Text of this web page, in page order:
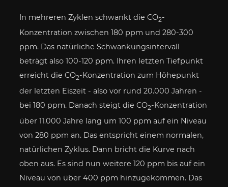
In mehreren Zyklen schwankt die CO2-
Konzentration zwischen 180 ppm und 280-300
ppm. Das natürliche Schwankungsintervall
beträgt also 100-120 ppm. Ihren letzten Tiefpunkt
erreicht die CO2-Konzentration zum Höhepunkt
der letzten Eiszeit - also vor rund 20.000 Jahren -
bei 180 ppm. Danach steigt die CO2-Konzentration
über 11.000 Jahre lang um 100 ppm auf ein Niveau
von 280 ppm an. Das entspricht einem normalen,
natürlichen Zyklus. Dann bricht die Kurve nach
oben aus. Es sind nun weitere 120 ppm bis auf ein
Niveau von über 400 ppm hinzugekommen. Das